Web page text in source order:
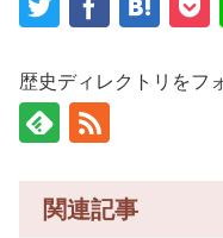
歴史ディレクトリをフ
関連記事